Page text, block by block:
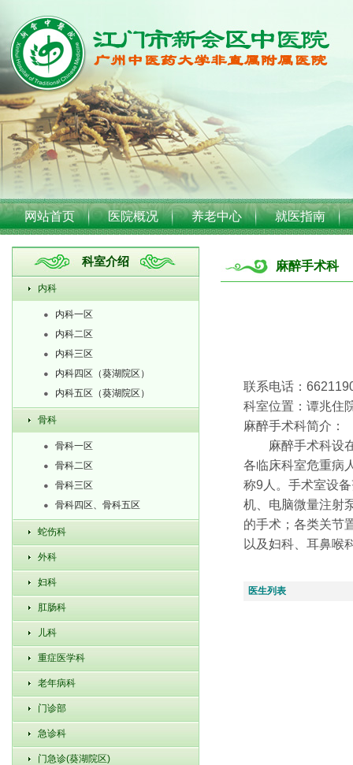
网站首页 医院概况 养老中心 就医指南
科室介绍
内科
内科一区
内科二区
内科三区
内科四区（葵湖院区）
内科五区（葵湖院区）
骨科
骨科一区
骨科二区
骨科三区
骨科四区、骨科五区
蛇伤科
外科
妇科
肛肠科
儿科
重症医学科
老年病科
门诊部
急诊科
门急诊(葵湖院区)
麻醉手术科
联系电话：
科室位置：谭兆住
麻醉手术科简介：
麻醉手术科设在
各临床科室危重病
称9人。手术室设
机、电脑微量注射
的手术；各类关节
以及妇科、耳鼻喉
医生列表